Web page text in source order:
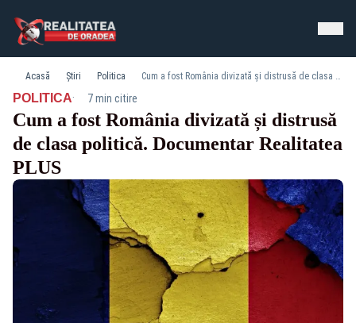
Acasă Știri Politica Cum a fost România divizată și distrusă de clasa politică. Documentar Realitatea PLUS
POLITICA· 7 min citire
Cum a fost România divizată și distrusă
de clasa politică. Documentar Realitatea
PLUS